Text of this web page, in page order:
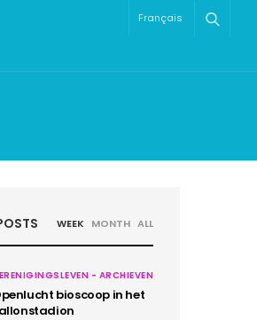
Français
WEEK MONTH ALL
- ARCHIEVEN
bioscoop in het